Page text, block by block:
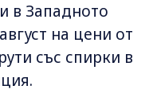
в Западното
на цени от
със спирки в